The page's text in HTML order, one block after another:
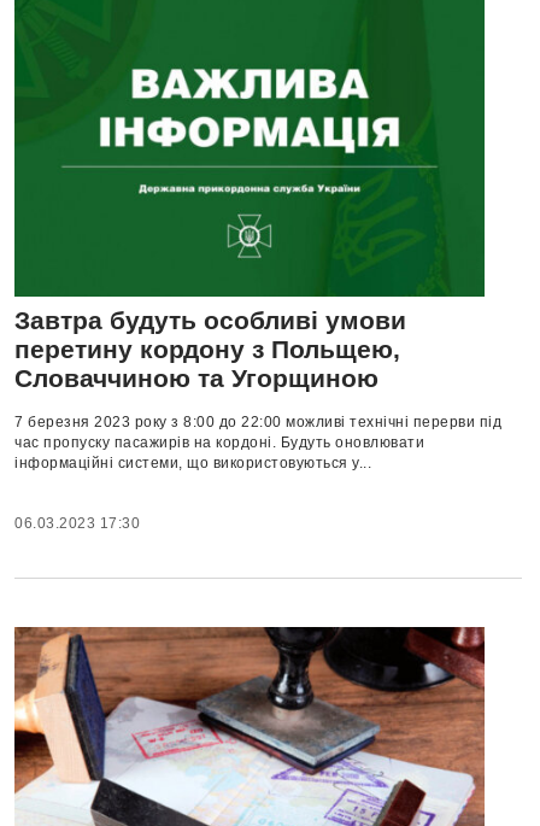
Завтра будуть особливі умови
перетину кордону з Польщею,
Словаччиною та Угорщиною
7 березня 2023 року з 8:00 до 22:00 можливі технічні перерви під
час пропуску пасажирів на кордоні. Будуть оновлювати
інформаційні системи, що використовуються у...
06.03.2023 17:30